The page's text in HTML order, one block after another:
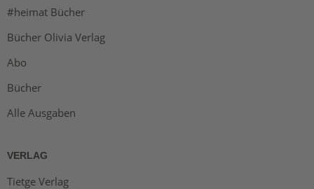
#heimat Bücher
Bücher Olivia Verlag
Abo
Bücher
Alle Ausgaben
VERLAG
Tietge Verlag